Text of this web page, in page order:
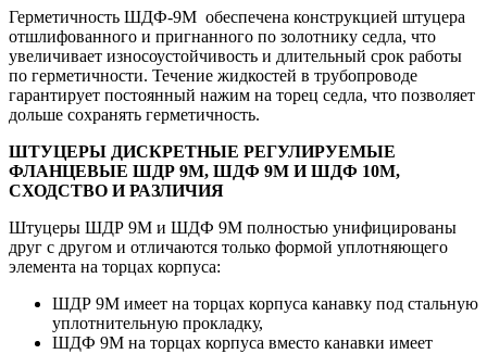
Герметичность ШДФ-9М обеспечена конструкцией штyцера
отшлифованного и пригнанного по золотнику седла, что
увеличивает износоустойчивость и длительный срок работы
по герметичности. Течение жидкостей в трубопроводе
гарантирует постоянный нажим на торец седла, что позволяет
дольше сохранять герметичность.
ШТУЦЕРЫ ДИСКРЕТНЫЕ РЕГУЛИРУЕМЫЕ
ФЛАНЦЕВЫЕ ШДР 9М, ШДФ 9М ИШДФ 10М,
СХОДСТВО И РАЗЛИЧИЯ
Штуцеры ШДР 9М и ШДФ 9М полностью унифицированы
друг с другом и отличаются только формой уплотняющего
элемента на торцах корпуса:
ШДР 9М имеет на торцах корпуса канавку под стальную
уплотнительную прокладку,
ШДФ 9М на торцах корпуса вместо канавки имеет